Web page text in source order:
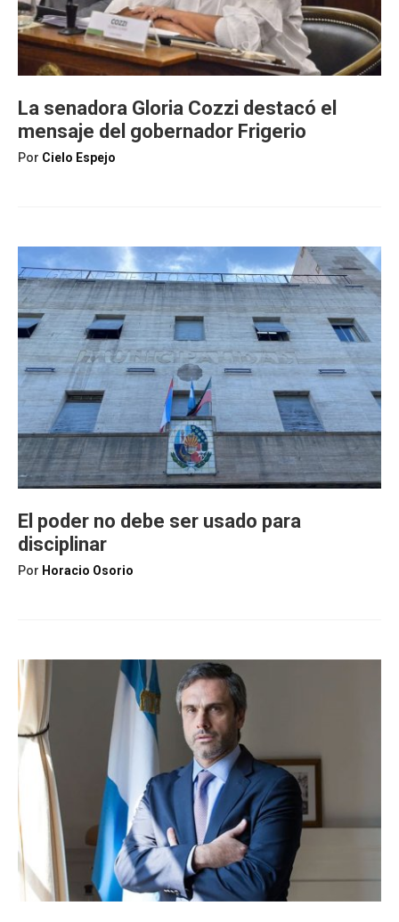
La senadora Gloria Cozzi destacó el
mensaje del gobernador Frigerio
Por Cielo Espejo
El poder no debe ser usado para
disciplinar
Por Horacio Osorio